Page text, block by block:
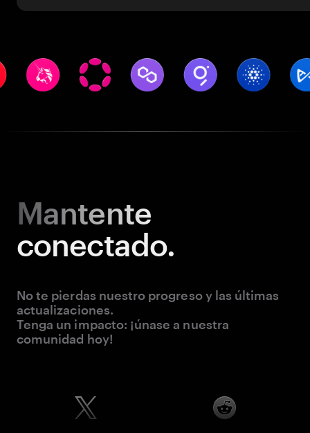
Mantente
conectado.
No te pierdas nuestro progreso y las últimas
actualizaciones.
Tenga un impacto: ¡únase a nuestra
comunidad hoy!